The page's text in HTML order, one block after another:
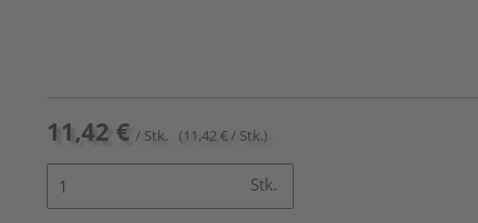
11,42 € / Stk. (11,42 € / Stk.)
Stk.